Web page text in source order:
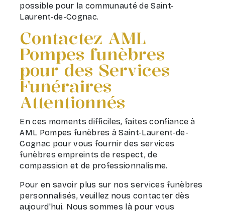
possible pour la communauté de Saint-
Laurent-de-Cognac.
Contactez AML
Pompes funèbres
pour des Services
Funéraires
Attentionnés
En ces moments difficiles, faites confiance à
AML Pompes funèbres à Saint-Laurent-de-
Cognac pour vous fournir des services
funèbres empreints de respect, de
compassion et de professionnalisme.
Pour en savoir plus sur nos services funèbres
personnalisés, veuillez nous contacter dès
aujourd'hui. Nous sommes là pour vous